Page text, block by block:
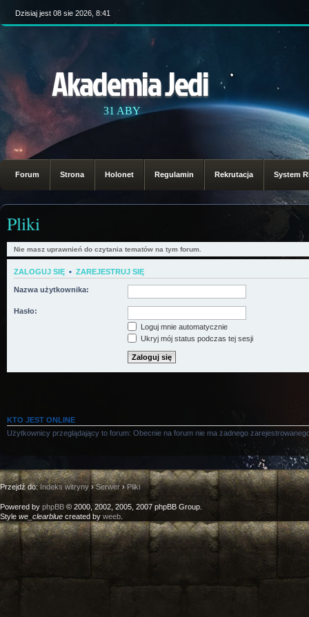
Dzisiaj jest 08 sie 2026, 8:41
Akademia Jedi
31 ABY
Forum Strona Holonet Regulamin Rekrutacja System
Pliki
Nie masz uprawnień do czytania tematów na tym forum.
ZALOGUJ SIĘ • ZAREJESTRUJ SIĘ
Nazwa użytkownika:
Hasło:
Loguj mnie automatycznie
Ukryj mój status podczas tej sesji
KTO JEST ONLINE
Użytkownicy przeglądający to forum: Obecnie na forum nie ma żadnego
Przejdź do:Indeks witryny›Serwer›Pliki
Powered by phpBB © 2000, 2002, 2005, 2007 phpBB Group.
Style we_clearblue created by weeb